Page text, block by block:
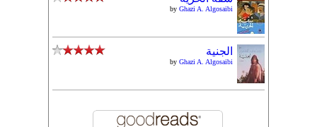
by Ghazi A. Algosaibi
الجنية
by Ghazi A. Algosaibi